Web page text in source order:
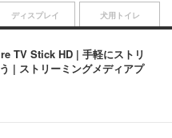
TV Stick HD | 手軽にストリ
| ストリーミングメディアプ
ディスプレイ 犬用トイレ